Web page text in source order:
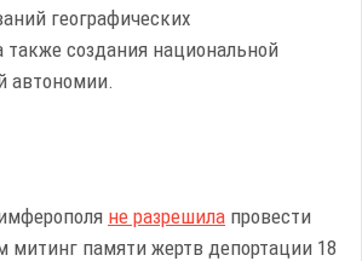
географических
создания национальной
автономии.
не разрешила провести
митинг памяти жертв депортации 18